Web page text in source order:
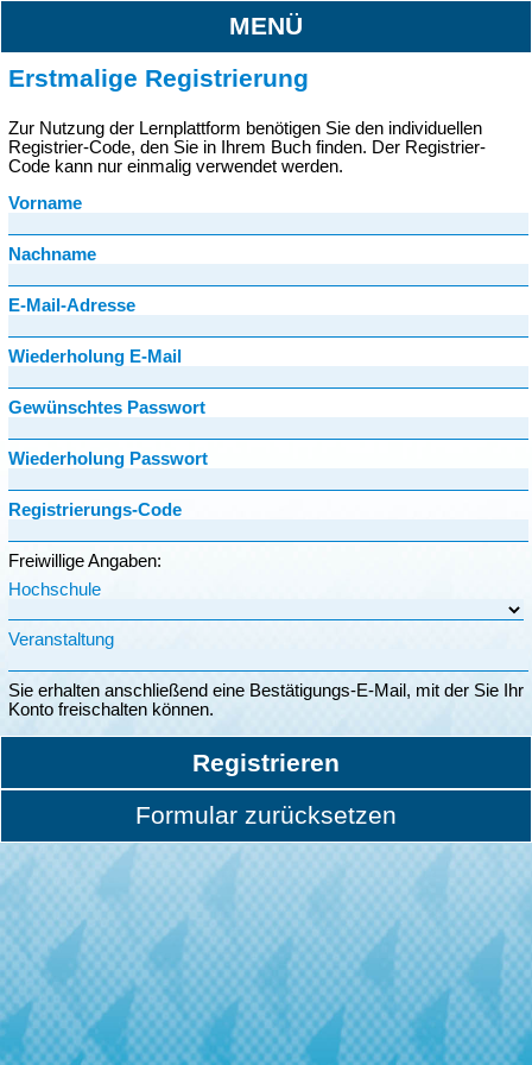
MENÜ
Erstmalige Registrierung
Zur Nutzung der Lernplattform benötigen Sie den individuellen
Registrier-Code, den Sie in Ihrem Buch finden. Der Registrier-
Code kann nur einmalig verwendet werden.
Vorname
Nachname
E-Mail-Adresse
Wiederholung E-Mail
Gewünschtes Passwort
Wiederholung Passwort
Registrierungs-Code
Freiwillige Angaben:
Hochschule
Veranstaltung
Sie erhalten anschließend eine Bestätigungs-E-Mail, mit der Sie Ihr
Konto freischalten können.
Registrieren
Formular zurücksetzen